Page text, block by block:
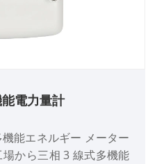
電力量計
能エネルギー メーター
から三相 3 線式多機能